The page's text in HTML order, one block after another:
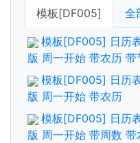
模板[DF005] 全
模板[DF005] 日历
版 周一开始 带农历
模板[DF005] 日历
版 周一开始 带农历
模板[DF005] 日历
版 周一开始 带周数